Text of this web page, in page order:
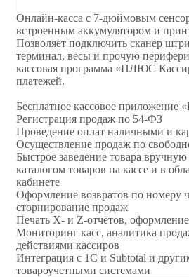
Онлайн-касса с 7-дюймовым
встроенным аккумулятором и
Позволяет подключить сканер
терминал, весы и прочую
кассовая программа «ПЛЮС
платежей.
Бесплатное кассовое
Регистрация продаж по 54-ФЗ
Проведение оплат наличными и
Осуществление продаж по
Быстрое заведение товара вручную
каталогом товаров на кассе и в
кабинете
Оформление возвратов по номеру
сторнирование продаж
Печать X- и Z-отчётов,
Мониторинг касс, аналитика
действиями кассиров
Интеграция с 1С и Subtotal и
товароучетными системами